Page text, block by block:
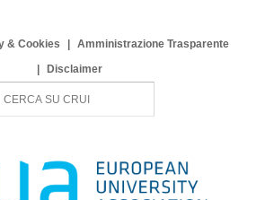
& Cookies
Amministrazione Trasparente
Disclaimer